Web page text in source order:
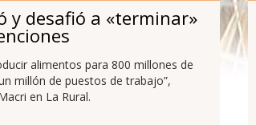
y desafió a «terminar»
alimentos para 800 millones de
millón de puestos de trabajo”,
en La Rural.